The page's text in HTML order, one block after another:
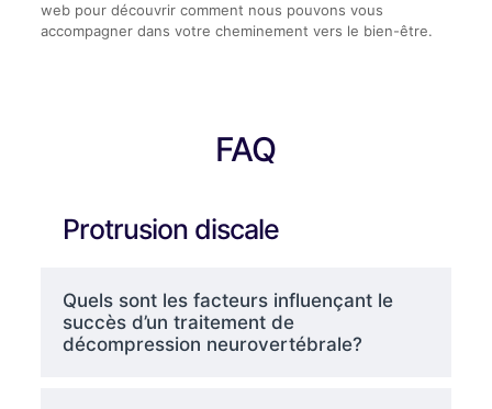
web pour découvrir comment nous pouvons vous
accompagner dans votre cheminement vers le bien-être.
FAQ
Protrusion discale
Quels sont les facteurs influençant le
succès d’un traitement de
décompression neurovertébrale?